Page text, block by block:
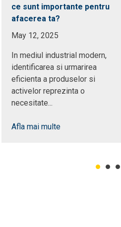
ce sunt importante pentru
afacerea ta?
May 12, 2025
In mediul industrial modern,
identificarea si urmarirea
eficienta a produselor si
activelor reprezinta o
necesitate...
Afla mai multe